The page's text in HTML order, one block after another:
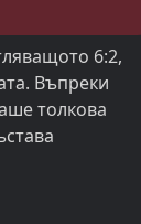
6:2,
Въпреки
толкова